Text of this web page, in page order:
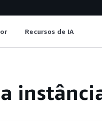
Recursos de IA